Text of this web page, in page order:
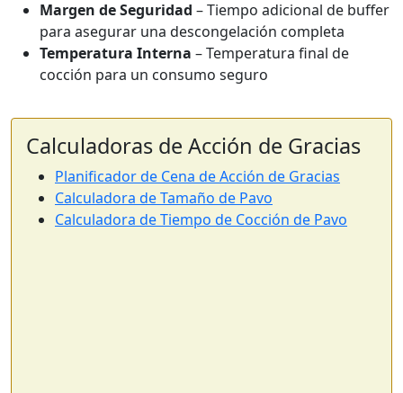
Margen de Seguridad – Tiempo adicional de buffer
para asegurar una descongelación completa
Temperatura Interna – Temperatura final de
cocción para un consumo seguro
Calculadoras de Acción de Gracias
Planificador de Cena de Acción de Gracias
Calculadora de Tamaño de Pavo
Calculadora de Tiempo de Cocción de Pavo